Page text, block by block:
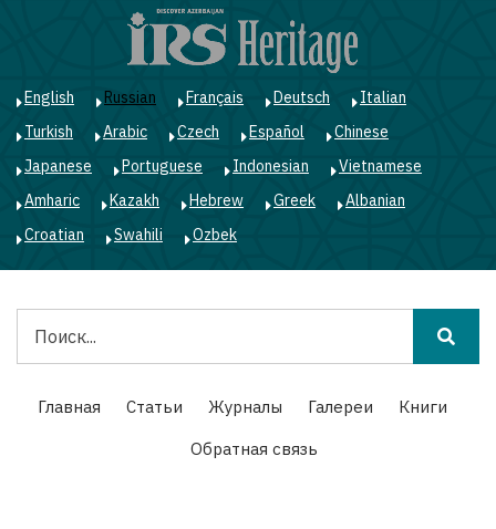
English Russian Français Deutsch
Italian
Turkish
Arabic Czech Español
Chinese
Japanese
Portuguese Indonesian
Vietnamese
Amharic
Kazakh Hebrew Greek
Albanian
Croatian
Swahili Ozbek
Main
navigation
Главная Статьи Журналы Галереи
Книги
Обратная связь